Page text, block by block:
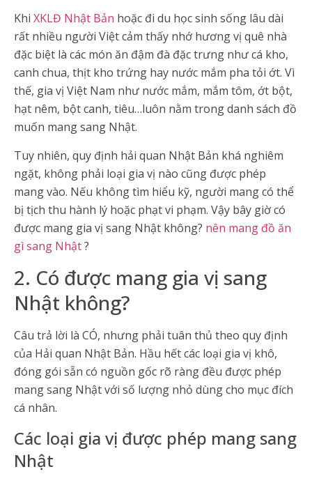
Khi XKLĐ Nhật Bản hoặc đi du học sinh sống lâu dài
rất nhiều người Việt cảm thấy nhớ hương vị quê nhà
đặc biệt là các món ăn đậm đà đặc trưng như cá kho,
canh chua, thịt kho trứng hay nước mắm pha tỏi ớt. Vì
thế, gia vị Việt Nam như nước mắm, mắm tôm, ớt bột,
hạt nêm, bột canh, tiêu…luôn nằm trong danh sách đồ
muốn mang sang Nhật.
Tuy nhiên, quy định hải quan Nhật Bản khá nghiêm
ngặt, không phải loại gia vị nào cũng được phép
mang vào. Nếu không tìm hiểu kỹ, người mang có thể
bị tịch thu hành lý hoặc phạt vi phạm. Vậy bây giờ có
được mang gia vị sang Nhật không? nên mang đồ ăn
gì sang Nhật?
2. Có được mang gia vị sang
Nhật không?
Câu trả lời là CÓ, nhưng phải tuân thủ theo quy định
của Hải quan Nhật Bản. Hầu hết các loại gia vị khô,
đóng gói sẵn có nguồn gốc rõ ràng đều được phép
mang sang Nhật với số lượng nhỏ dùng cho mục đích
cá nhân.
Các loại gia vị được phép mang sang
Nhật